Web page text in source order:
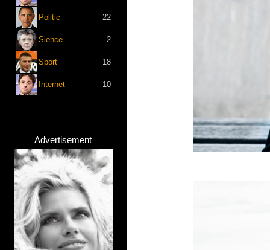
Politic 22
Sience 2
Sport 18
Internet 10
Advertisement